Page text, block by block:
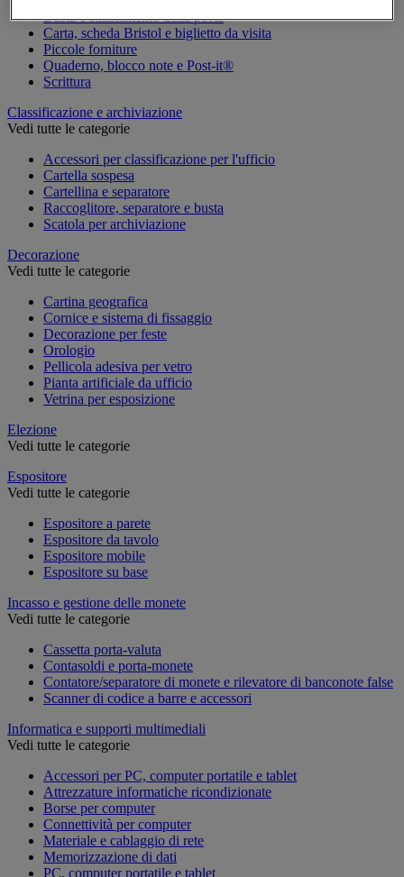
Busta e smistamento della posta
Carta, scheda Bristol e biglietto da visita
Piccole forniture
Quaderno, blocco note e Post-it®
Scrittura
Classificazione e archiviazione
Vedi tutte le categorie
Accessori per classificazione per l'ufficio
Cartella sospesa
Cartellina e separatore
Raccoglitore, separatore e busta
Scatola per archiviazione
Decorazione
Vedi tutte le categorie
Cartina geografica
Cornice e sistema di fissaggio
Decorazione per feste
Orologio
Pellicola adesiva per vetro
Pianta artificiale da ufficio
Vetrina per esposizione
Elezione
Vedi tutte le categorie
Espositore
Vedi tutte le categorie
Espositore a parete
Espositore da tavolo
Espositore mobile
Espositore su base
Incasso e gestione delle monete
Vedi tutte le categorie
Cassetta porta-valuta
Contasoldi e porta-monete
Contatore/separatore di monete e rilevatore di banconote false
Scanner di codice a barre e accessori
Informatica e supporti multimediali
Vedi tutte le categorie
Accessori per PC, computer portatile e tablet
Attrezzature informatiche ricondizionate
Borse per computer
Connettività per computer
Materiale e cablaggio di rete
Memorizzazione di dati
PC, computer portatile e tablet